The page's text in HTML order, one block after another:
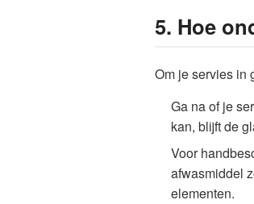
5. Hoe
Om je servies in
Ga na of je
kan, blijft de
Voor
afwasmiddel
elementen.